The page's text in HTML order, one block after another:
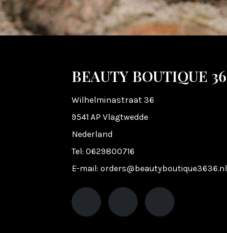
BEAUTY BOUTIQUE 36
Wilhelminastraat 36
9541 AP Vlagtwedde
Nederland
Tel: 0629800716
E-mail: orders@beautyboutique3636.nl